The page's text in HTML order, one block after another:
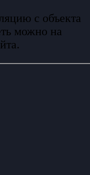
с объекта
можно на